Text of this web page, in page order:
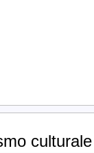
culturale